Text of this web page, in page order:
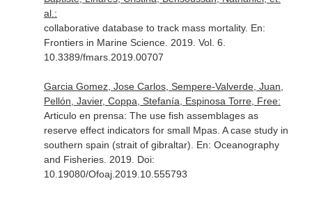
al.:
collaborative database to track mass mortality. En:
Frontiers in Marine Science. 2019. Vol. 6.
10.3389/fmars.2019.00707
Garcia Gomez, Jose Carlos, Sempere-Valverde, Juan,
Pellón, Javier, Coppa, Stefanía, Espinosa Torre, Free:
Articulo en prensa: The use fish assemblages as
reserve effect indicators for small Mpas. A case study in
southern spain (strait of gibraltar). En: Oceanography
and Fisheries. 2019. Doi:
10.19080/Ofoaj.2019.10.555793